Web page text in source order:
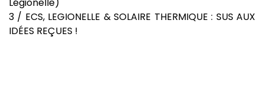
3 / ECS, LEGIONELLE & SOLAIRE THERMIQUE : SUS AUX
IDÉES REÇUES !